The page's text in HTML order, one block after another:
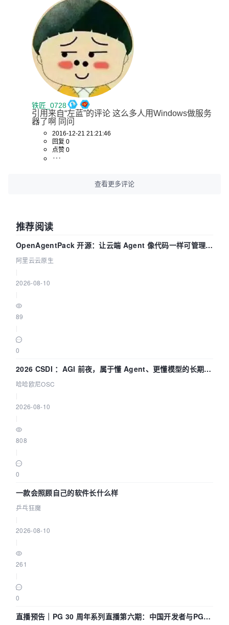
铁匠_0728
引用来自“左蓝”的评论 这么多人用Windows做服务
器了啊 同问
2016-12-21 21:21:46
回复 0
点赞 0
查看更多评论
推荐阅读
OpenAgentPack 开源：让云端 Agent 像代码一样可管理、
可迁移
阿里云云原生
2026-08-10
89
0
2026 CSDI ：AGI 前夜，属于懂 Agent、更懂模型的长期深
耕企业
哈哈欧尼OSC
2026-08-10
808
0
一款会照顾自己的软件长什么样
乒乓狂魔
2026-08-10
261
0
直播预告｜PG 30 周年系列直播第六期：中国开发者与PG内